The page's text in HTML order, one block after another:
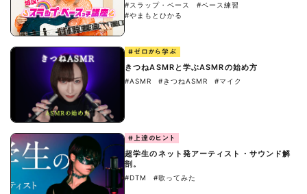
#スラップ・ベース
#ベース練習
#やまもとひかる
#ゼロから学ぶ
きつねASMRと学ぶASMRの始め方
#ASMR #きつねASMR #マイク
#上達のヒント
超学生のネット発アーティスト・サウンド解
剖。
#DTM #歌ってみた